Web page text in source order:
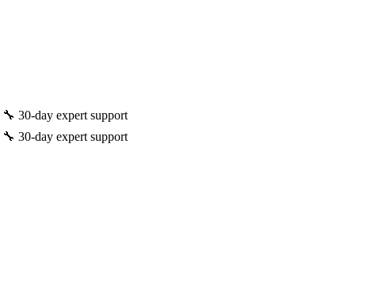
🔧 30-day expert support
🔧 30-day expert support